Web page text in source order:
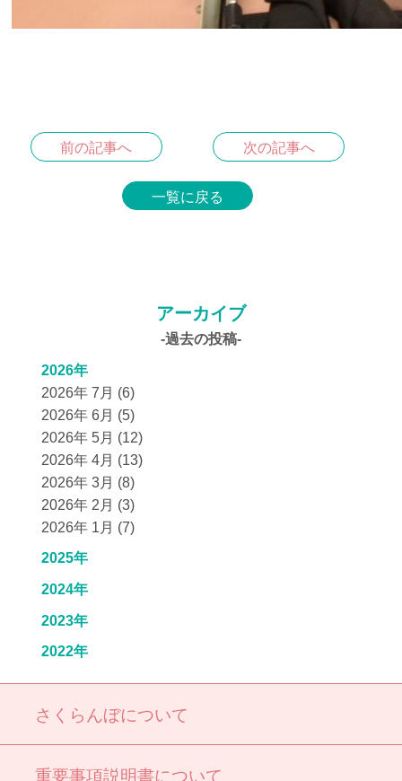
前の記事へ 次の記事へ
一覧に戻る
アーカイブ
-過去の投稿-
2026年
2026年 7月 (6)
2026年 6月 (5)
2026年 5月 (12)
2026年 4月 (13)
2026年 3月 (8)
2026年 2月 (3)
2026年 1月 (7)
2025年
2024年
2023年
2022年
さくらんぼについて
重要事項説明書について